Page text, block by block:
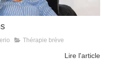
Thérapie brève
Lire l'article